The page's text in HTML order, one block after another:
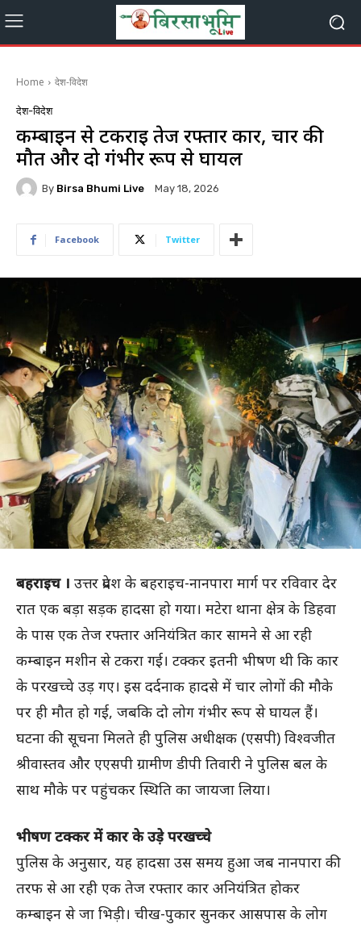
Home देश-विदेश
देश-विदेश
कम्बाइन से टकराई तेज रफ्तार कार, चार की
मौत और दो गंभीर रूप से घायल
By Birsa Bhumi Live May 18, 2026
Facebook Twitter
बहराइच । उत्तर प्रदेश के बहराइच-नानपारा मार्ग पर रविवार देर
रात एक बड़ा सड़क हादसा हो गया। मटेरा थाना क्षेत्र के डिहवा
के पास एक तेज रफ्तार अनियंत्रित कार सामने से आ रही
कम्बाइन मशीन से टकरा गई। टक्कर इतनी भीषण थी कि कार
के परखच्चे उड़ गए। इस दर्दनाक हादसे में चार लोगों की मौके
पर ही मौत हो गई, जबकि दो लोग गंभीर रूप से घायल हैं।
घटना की सूचना मिलते ही पुलिस अधीक्षक (एसपी) विश्वजीत
श्रीवास्तव और एएसपी ग्रामीण डीपी तिवारी ने पुलिस बल के
साथ मौके पर पहुंचकर स्थिति का जायजा लिया।
भीषण टक्कर में कार के उड़े परखच्चे
पुलिस के अनुसार, यह हादसा उस समय हुआ जब नानपारा की
तरफ से आ रही एक तेज रफ्तार कार अनियंत्रित होकर
कम्बाइन से जा भिड़ी। चीख-पुकार सुनकर आसपास के लोग